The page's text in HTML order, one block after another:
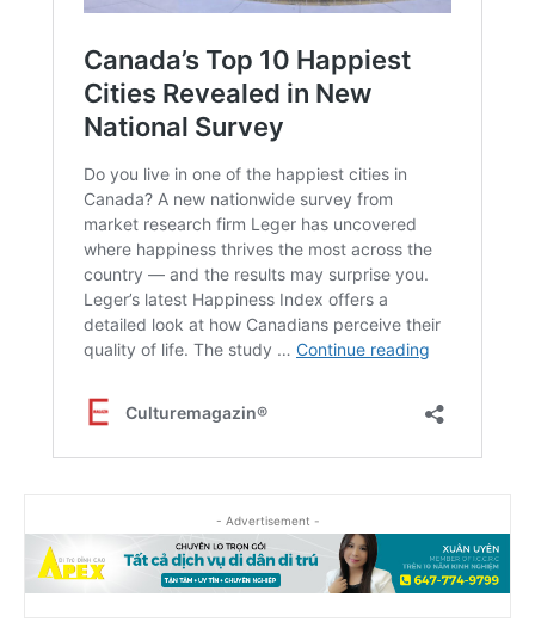
- Advertisement -